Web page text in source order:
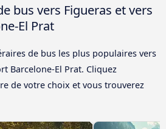
bus vers Figueras et vers
El Prat
de bus les plus populaires vers
Barcelone-El Prat. Cliquez
de votre choix et vous trouverez